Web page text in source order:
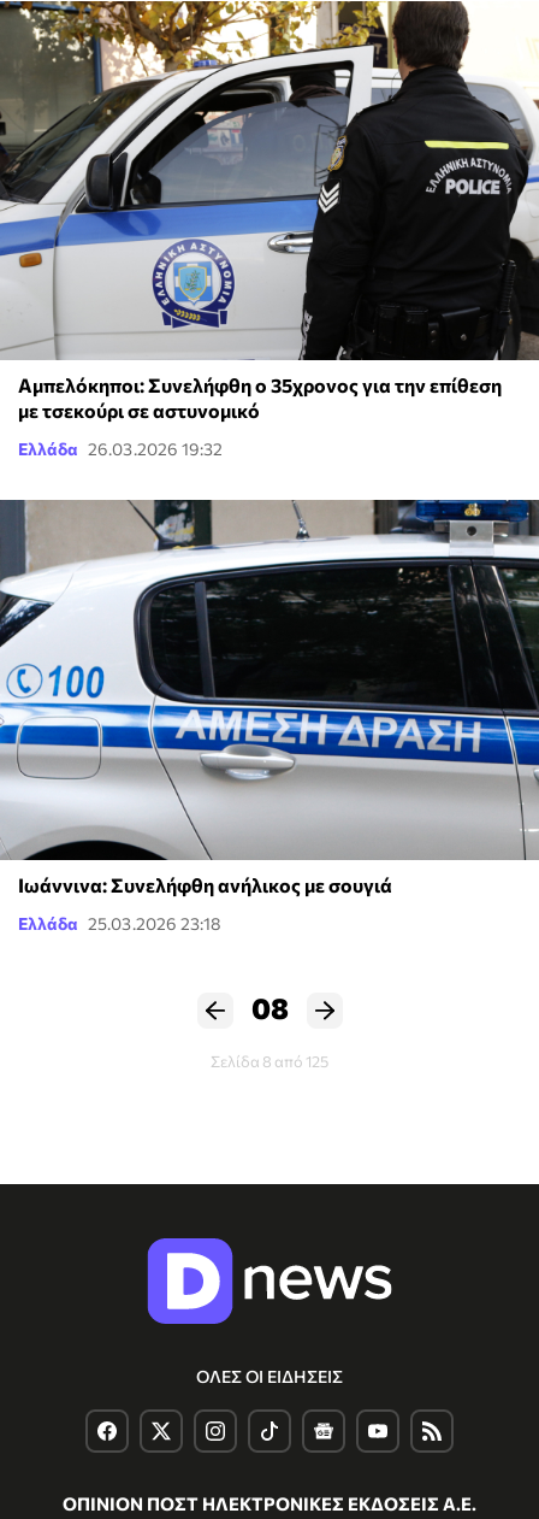
Αμπελόκηποι: Συνελήφθη ο 35χρονος για την επίθεση
με τσεκούρι σε αστυνομικό
Ελλάδα 26.03.2026 19:32
Ιωάννινα: Συνελήφθη ανήλικος με σουγιά
Ελλάδα 25.03.2026 23:18
08
Σελίδα 8 από 125
ΟΛΕΣ ΟΙ ΕΙΔΗΣΕΙΣ
ΟΠΙΝΙΟΝ ΠΟΣΤ ΗΛΕΚΤΡΟΝΙΚΕΣ ΕΚΔΟΣΕΙΣ Α.Ε.